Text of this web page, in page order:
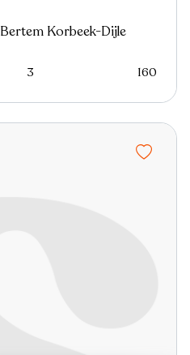
Korbeek-Dijle
3 160